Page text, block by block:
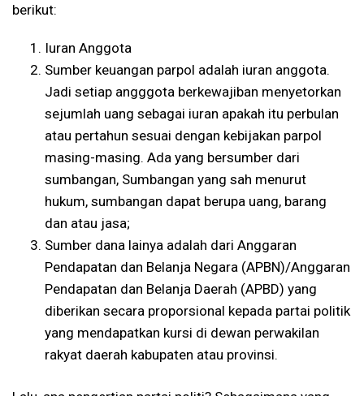
berikut:
Iuran Anggota
Sumber keuangan parpol adalah iuran anggota.
Jadi setiap angggota berkewajiban menyetorkan
sejumlah uang sebagai iuran apakah itu perbulan
atau pertahun sesuai dengan kebijakan parpol
masing-masing. Ada yang bersumber dari
sumbangan, Sumbangan yang sah menurut
hukum, sumbangan dapat berupa uang, barang
dan atau jasa;
Sumber dana lainya adalah dari Anggaran
Pendapatan dan Belanja Negara (APBN)/Anggaran
Pendapatan dan Belanja Daerah (APBD) yang
diberikan secara proporsional kepada partai politik
yang mendapatkan kursi di dewan perwakilan
rakyat daerah kabupaten atau provinsi.